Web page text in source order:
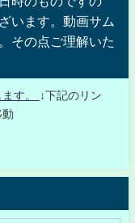
います。動画サム
その点ご理解いた
す。
↓下記のリン